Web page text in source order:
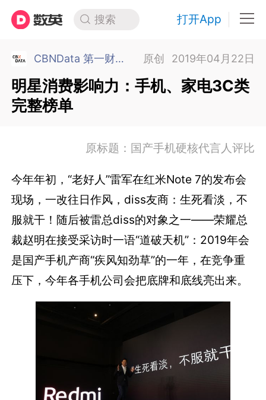
搜索 打开App
CBNData 第一财经商业数据中心 原创 2019年04月22日
明星消费影响力：手机、家电3C类
完整榜单
原标题：国产手机硬核代言人评比
今年年初，“老好人”雷军在红米Note 7的发布会
现场，一改往日作风，diss友商：生死看淡，不
服就干！随后被雷总diss的对象之一——荣耀总
裁赵明在接受采访时一语“道破天机”：2019年会
是国产手机产商“疾风知劲草”的一年，在竞争重
压下，今年各手机公司会把底牌和底线亮出来。